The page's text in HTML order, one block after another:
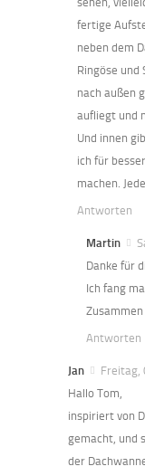
fertige
neben dem
Ringöse und
nach außen
aufliegt und
Und innen
ich für
machen.
Antworten
Martin
Danke für
Ich fang
Antworten
Jan
Freitag,
Hallo Tom,
inspiriert von
gemacht, und
der